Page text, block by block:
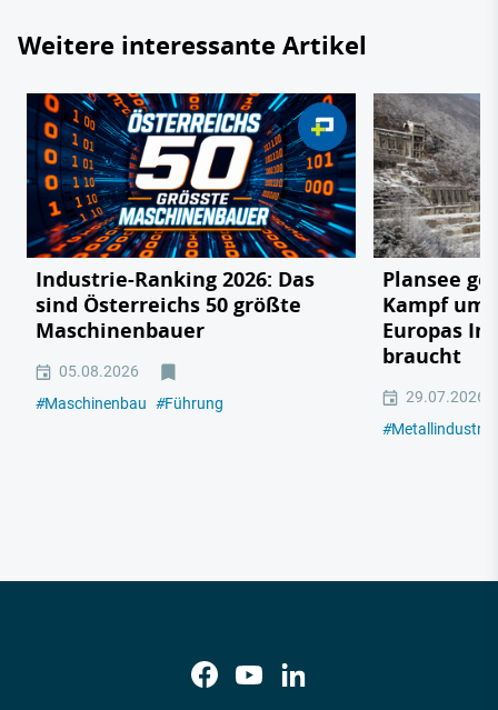
Weitere interessante Artikel
Industrie-Ranking 2026: Das
sind Österreichs 50 größte
Maschinenbauer
05.08.2026
#Maschinenbau #Führung
Plansee
Kampf um
Europas
braucht
29.07.2026
#Metallindustrie